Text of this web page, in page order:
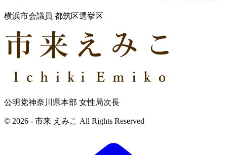
横浜市会議員 都筑区選挙区
公明党神奈川県本部 女性局次長
© 2026 - 市来 えみこ All Rights Reserved